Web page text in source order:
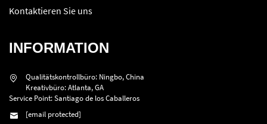
Kontaktieren Sie uns
INFORMATION
Qualitätskontrollbüro: Ningbo, China
Kreativbüro: Atlanta, GA
Service Point: Santiago de los Caballeros
[email protected]